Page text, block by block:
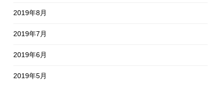
2019年8月
2019年7月
2019年6月
2019年5月